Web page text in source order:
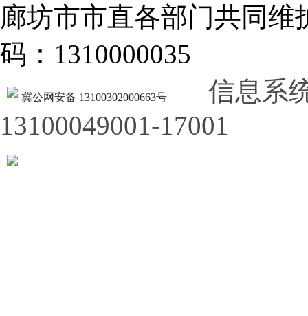
廊坊市市直各部门共同
码：1310000035
冀公网安备 13100302000663号
信息系
13100049001-17001